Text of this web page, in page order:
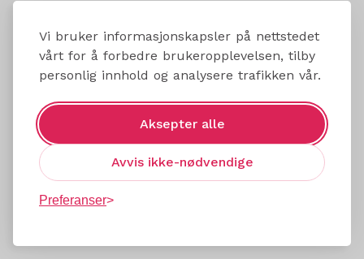
Vi bruker informasjonskapsler på nettstedet
vårt for å forbedre brukeropplevelsen, tilby
personlig innhold og analysere trafikken vår.
Aksepter alle
Avvis ikke-nødvendige
Preferanser